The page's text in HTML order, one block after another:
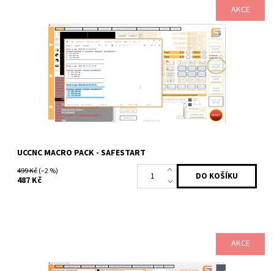
AKCE
Makro balíček pro UCCNC, který automaticky ukládá pracovní nulu
(X0Y0Z0) před každým spuštěním programu. Umožní tak kdykoliv
obnovit souřadnice po...
Dostupnost:
Skladem
2402
Profitek
UCCNC MACRO PACK - SAFESTART
499 Kč(–2 %)
487 Kč
AKCE
Makro balíček pro UCCNC, který umožňuje řezání a gravírování
základních tvarů laserem bez nutnosti CAM softwaru – stačí zadat
rozměry a spustit.